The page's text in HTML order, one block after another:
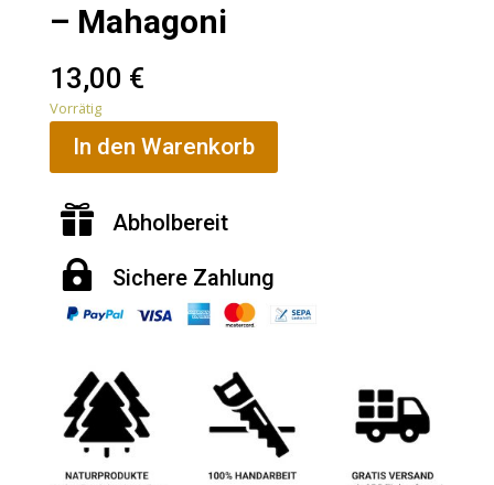
– Mahagoni
13,00 €
Vorrätig
In den Warenkorb
 Abholbereit
 Sichere Zahlung